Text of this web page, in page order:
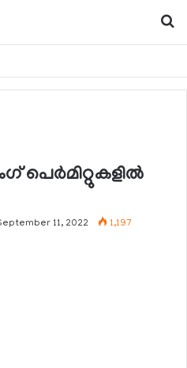
പെര്‍മിറ്റുകളില്‍
11, 2022 1,197